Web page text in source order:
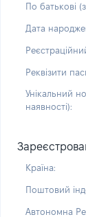
По батькові
Дата
Реквізити
Унікальний
наявності):
Країна:
Поштовий
Автономна